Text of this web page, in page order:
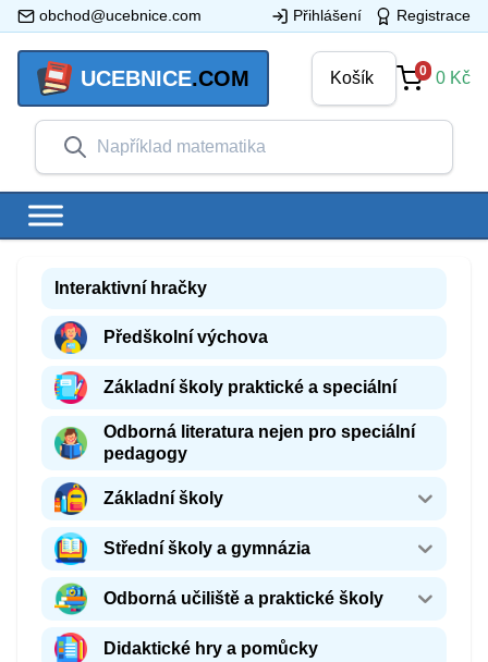
obchod@ucebnice.com Přihlášení Registrace
UCEBNICE.COM Košík 0 0 Kč
Interaktivní hračky
Předškolní výchova
Základní školy praktické a speciální
Odborná literatura nejen pro speciální
pedagogy
Základní školy
Střední školy a gymnázia
Odborná učiliště a praktické školy
Didaktické hry a pomůcky